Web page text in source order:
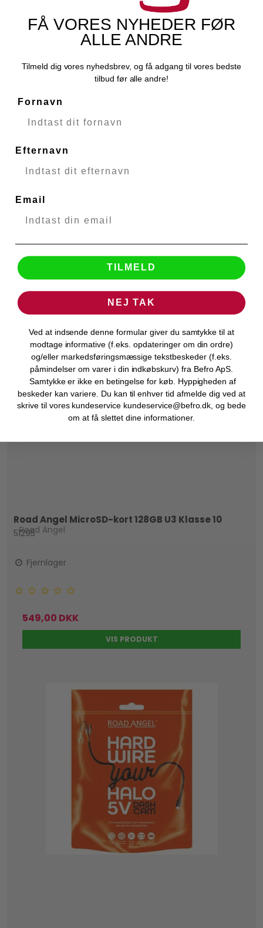
Road Angel MicroSD-kort 32GB U3 Klasse 10
51298
Fjernlager
299,00 DKK
VIS PRODUKT
Road Angel MicroSD-kort 128GB U3 Klasse 10
Road Angel
51295
Fjernlager
549,00 DKK
VIS PRODUKT
FÅ VORES NYHEDER FØR
ALLE ANDRE
Tilmeld dig vores nyhedsbrev, og få adgang til vores bedste
tilbud før alle andre!
Fornavn
Efternavn
Email
TILMELD
NEJ TAK
Ved at indsende denne formular giver du samtykke til at
modtage informative (f.eks. opdateringer om din ordre)
og/eller markedsføringsmæssige tekstbeskeder (f.eks.
påmindelser om varer i din indkøbskurv) fra Befro ApS.
Samtykke er ikke en betingelse for køb. Hyppigheden af
beskeder kan variere. Du kan til enhver tid afmelde dig ved at
skrive til vores kundeservice kundeservice@befro.dk, og bede
om at få slettet dine informationer.